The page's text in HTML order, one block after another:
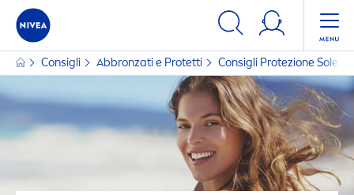
Consigli Abbronzati e Protetti Consigli Protezione Sole